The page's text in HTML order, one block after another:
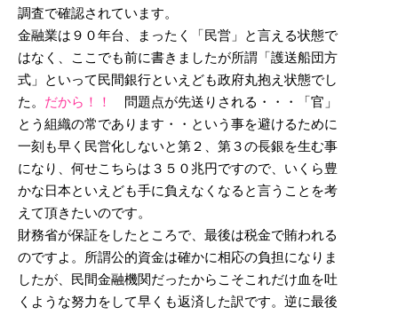
調査で確認されています。
金融業は９０年台、まったく「民営」と言える状態で
はなく、ここでも前に書きましたが所謂「護送船団方
式」といって民間銀行といえども政府丸抱え状態でし
た。 だから！！ 問題点が先送りされる・・・「官」
とう組織の常であります・・という事を避けるために
一刻も早く民営化しないと第２、第３の長銀を生む事
になり、何せこちらは３５０兆円ですので、いくら豊
かな日本といえども手に負えなくなると言うことを考
えて頂きたいのです。
財務省が保証をしたところで、最後は税金で賄われる
のですよ。所謂公的資金は確かに相応の負担になりま
したが、民間金融機関だったからこそこれだけ血を吐
くような努力をして早くも返済した訳です。逆に最後